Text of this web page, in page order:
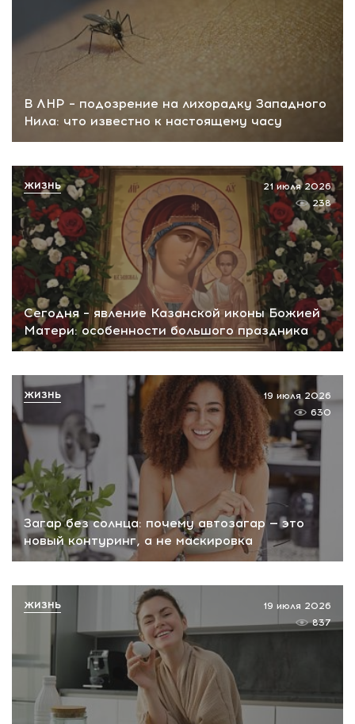
В ЛНР – подозрение на лихорадку Западного
Нила: что известно к настоящему часу
Сегодня – явление Казанской иконы Божией
Матери: особенности большого праздника
21 июля 2026
238
ЖИЗНЬ
Загар без солнца: почему автозагар — это
новый контуринг, а не маскировка
19 июля 2026
630
ЖИЗНЬ
19 июля 2026
837
ЖИЗНЬ